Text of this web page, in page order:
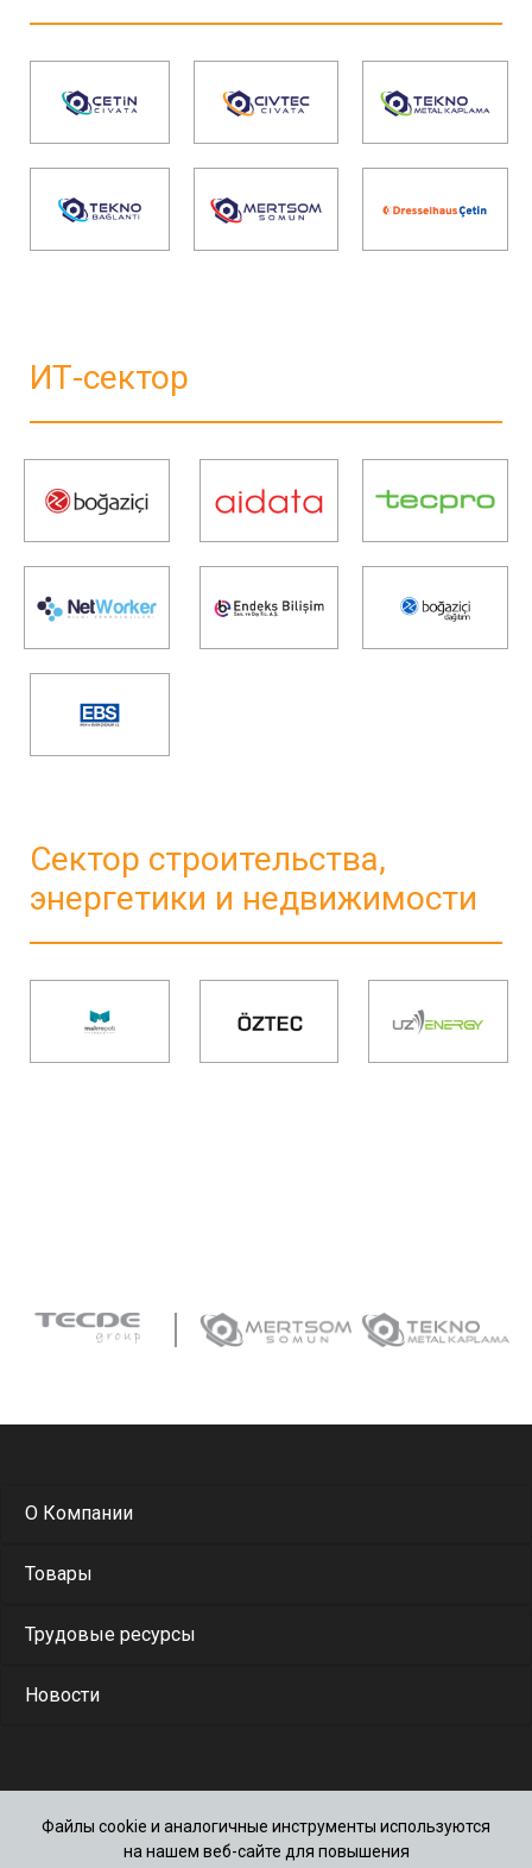
ИТ-сектор
Сектор строительства,
энергетики и недвижимости
О Компании
Товары
Трудовые ресурсы
Новости
(212) 861 28 00
Файлы cookie и аналогичные инструменты используются
на нашем веб-сайте для повышения